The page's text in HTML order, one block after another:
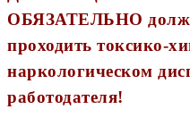
ОБЯЗАТЕЛЬНО
проходить токсико-
наркологическом
работодателя!